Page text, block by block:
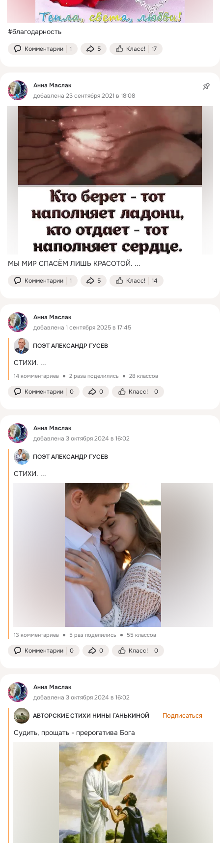
#благодарность
Комментарии 1 5 Класс! 17
Анна Маслак
добавлена 23 сентября 2021 в 18:08
МЫ МИР СПАСЁМ ЛИШЬ КРАСОТОЙ. ...
Комментарии 1 5 Класс! 14
Анна Маслак
добавлена 1 сентября 2025 в 17:45
ПОЭТ АЛЕКСАНДР ГУСЕВ
СТИХИ. ...
14 комментариев 2 раза поделились 28 классов
Комментарии 0 0 Класс! 0
Анна Маслак
добавлена 3 октября 2024 в 16:02
ПОЭТ АЛЕКСАНДР ГУСЕВ
СТИХИ. ...
13 комментариев 5 раз поделились 55 классов
Комментарии 0 0 Класс! 0
Анна Маслак
добавлена 3 октября 2024 в 16:02
АВТОРСКИЕ СТИХИ НИНЫ ГАНЬКИНОЙ Подписаться
Судить, прощать - прерогатива Бога